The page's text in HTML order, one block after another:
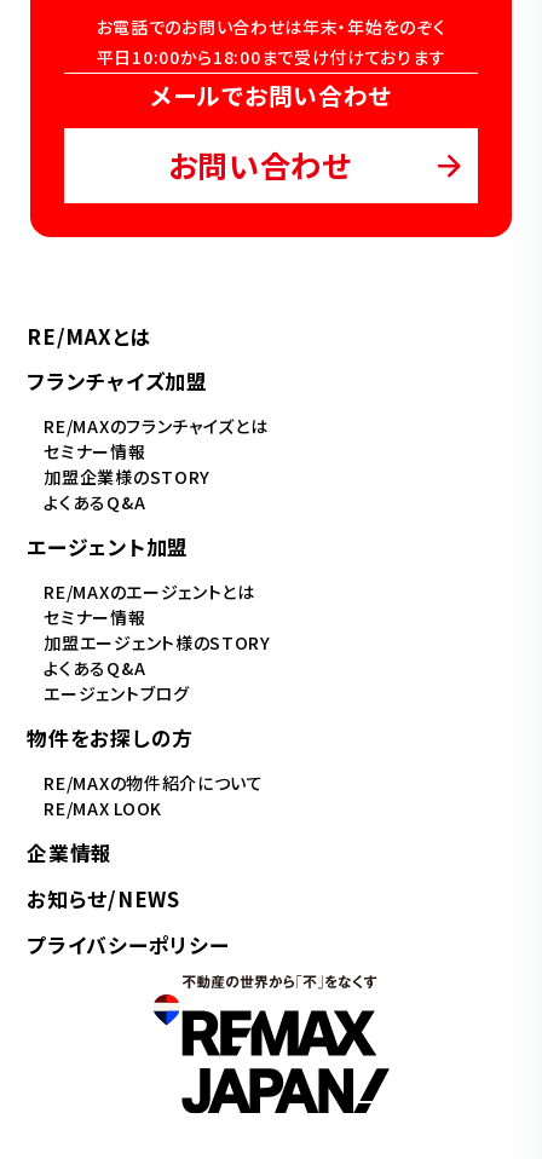
お電話でのお問い合わせは年末・年始をのぞく
平日10:00から18:00まで受け付けております
メールでお問い合わせ
お問い合わせ
RE/MAXとは
フランチャイズ加盟
RE/MAXのフランチャイズとは
セミナー情報
加盟企業様のSTORY
よくあるQ&A
エージェント加盟
RE/MAXのエージェントとは
セミナー情報
加盟エージェント様のSTORY
よくあるQ&A
エージェントブログ
物件をお探しの方
RE/MAXの物件紹介について
RE/MAX LOOK
企業情報
お知らせ/NEWS
プライバシーポリシー